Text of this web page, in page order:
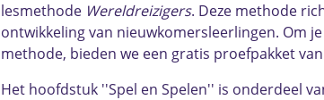
lesmethode Wereldreizigers. Deze methode
ontwikkeling van nieuwkomersleerlingen. Om
methode, bieden we een gratis proefpakket
Het hoofdstuk ''Spel en Spelen'' is onderdeel